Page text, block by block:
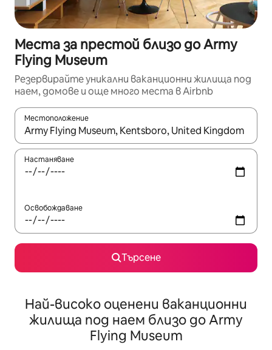
Места за престой близо до Army
Flying Museum
Резервирайте уникални ваканционни жилища под
наем, домове и още много места в Airbnb
Местоположение
Когато резултатите се покажат, използвайте
Настаняване
Освобождаване
Търсене
Най-високо оценени ваканционни
жилища под наем близо до Army
Flying Museum